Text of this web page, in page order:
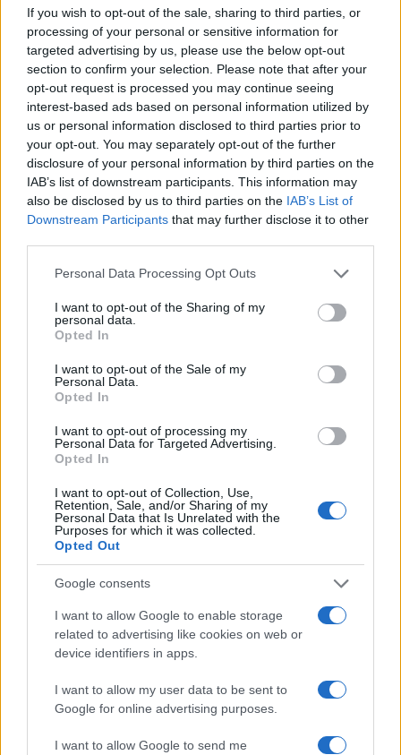
If you wish to opt-out of the sale, sharing to third parties, or
processing of your personal or sensitive information for
targeted advertising by us, please use the below opt-out
section to confirm your selection. Please note that after your
opt-out request is processed you may continue seeing
interest-based ads based on personal information utilized by
us or personal information disclosed to third parties prior to
your opt-out. You may separately opt-out of the further
disclosure of your personal information by third parties on the
IAB’s list of downstream participants. This information may
also be disclosed by us to third parties on the IAB’s List of
Downstream Participants that may further disclose it to other
Please note that this website/app uses one or more Google
not limited to your visit or usage behaviour. You may click to
grant or deny consent to Google and its third-party tags to
use your data for below specified purposes in below Google
consent section.
Personal Data Processing Opt Outs
I want to opt-out of the Sharing of my
personal data.
Opted In
I want to opt-out of the Sale of my
Personal Data.
Opted In
I want to opt-out of processing my
Personal Data for Targeted Advertising.
Opted In
I want to opt-out of Collection, Use,
Retention, Sale, and/or Sharing of my
Personal Data that Is Unrelated with the
Purposes for which it was collected.
Opted Out
Google consents
I want to allow Google to enable storage
related to advertising like cookies on web or
device identifiers in apps.
I want to allow my user data to be sent to
Google for online advertising purposes.
I want to allow Google to send me
CIENCIA Y TECNOLOGÍA
Cómo elegir una carrera STEAM: perfiles
emergentes y competencias clave
Descubre cómo elegir la mejor opción en STEAM:…
CIENCIA Y TECNOLOGÍA
Un hombre compra el primer mensaje
SMS de la historia por 107.000 euros
Un canadiense compra el primer mensaje de texto…
CIENCIA Y TECNOLOGÍA